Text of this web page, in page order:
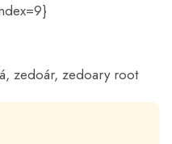
zedoár, zedoary root